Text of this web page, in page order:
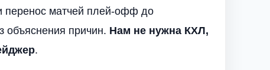
перенос матчей плей-офф до
объяснения причин. Нам не нужна КХЛ,
.